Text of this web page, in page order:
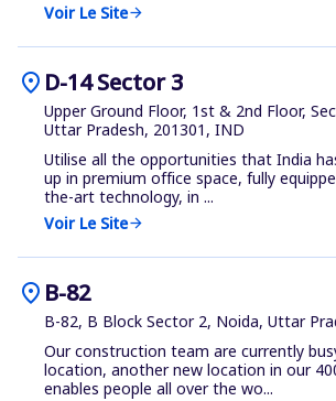
Voir Le Sitearrow_forward
location_on D-14 Sector 3
Upper Ground Floor, 1st & 2nd Floor,
Uttar Pradesh, 201301, IND
Utilise all the opportunities that India
up in premium office space, fully
the-art technology, in ...
Voir Le Sitearrow_forward
location_on B-82
B-82, B Block Sector 2, Noida, Uttar
Our construction team are currently
location, another new location in our
enables people all over the wo...